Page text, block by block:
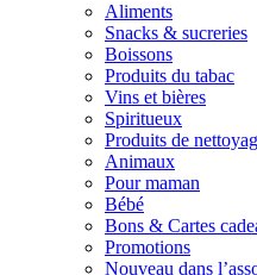
Aliments
Snacks & sucreries
Boissons
Produits du tabac
Vins et bières
Spiritueux
Produits de
Animaux
Pour maman
Bébé
Bons & Cartes
Promotions
Nouveau dans